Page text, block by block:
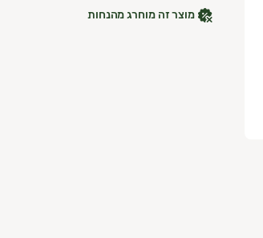
מוצר זה מוחרג מהנחות